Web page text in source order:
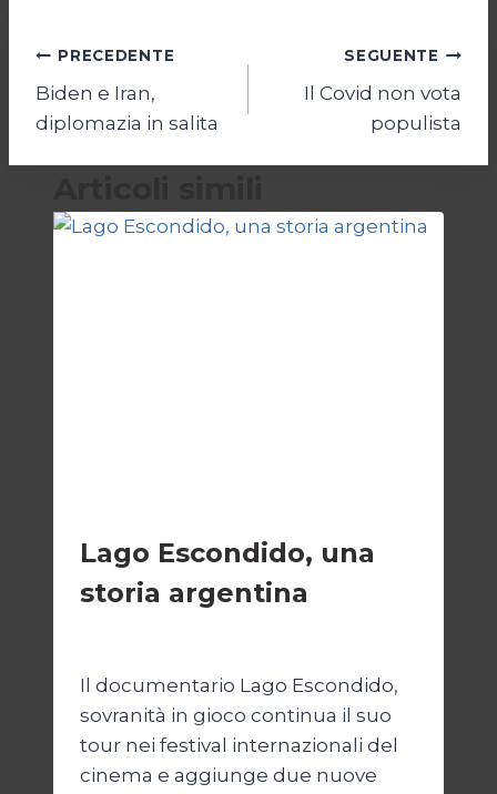
Navigazione
articoli
PRECEDENTE
Biden e Iran,
diplomazia in salita
SEGUENTE
Il Covid non vota
populista
Lago Escondido, una
storia argentina
Il documentario Lago Escondido,
sovranità in gioco continua il suo
tour nei festival internazionali del
cinema e aggiunge due nuove